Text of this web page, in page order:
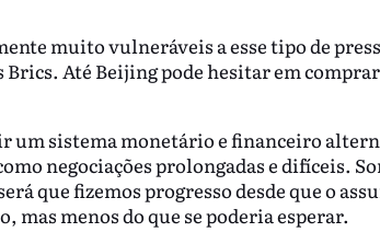
muito vulneráveis a esse tipo de
Até Beijing pode hesitar em
um sistema monetário e financeiro
negociações prolongadas e difíceis.
que fizemos progresso desde que o
menos do que se poderia esperar.